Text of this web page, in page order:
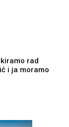
rad
i ja moramo